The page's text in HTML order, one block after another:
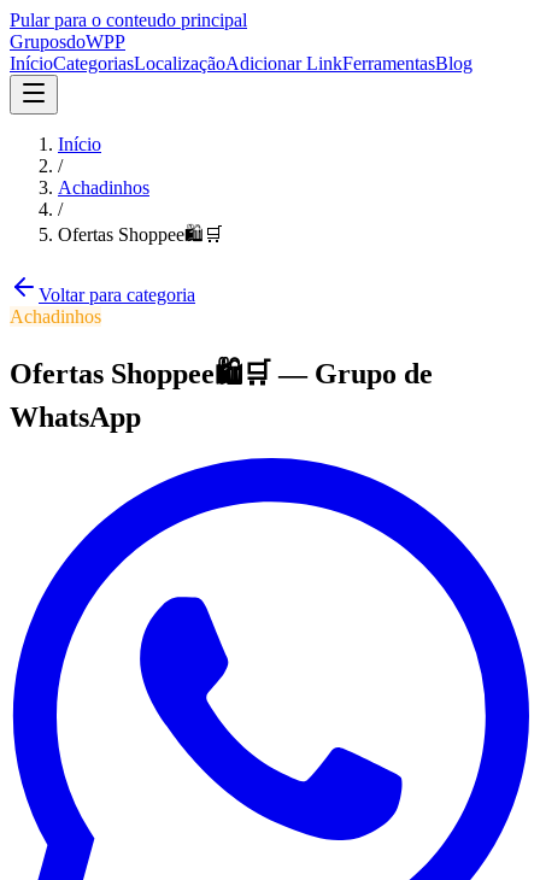
Pular para o conteudo principal
GruposdoWPP
InícioCategoriasLocalizaçãoAdicionar LinkFerramentasBlog
Início
/
Achadinhos
/
Ofertas Shoppee🛍️🛒
Voltar para categoria
Achadinhos
Ofertas Shoppee🛍️🛒 — Grupo de
WhatsApp